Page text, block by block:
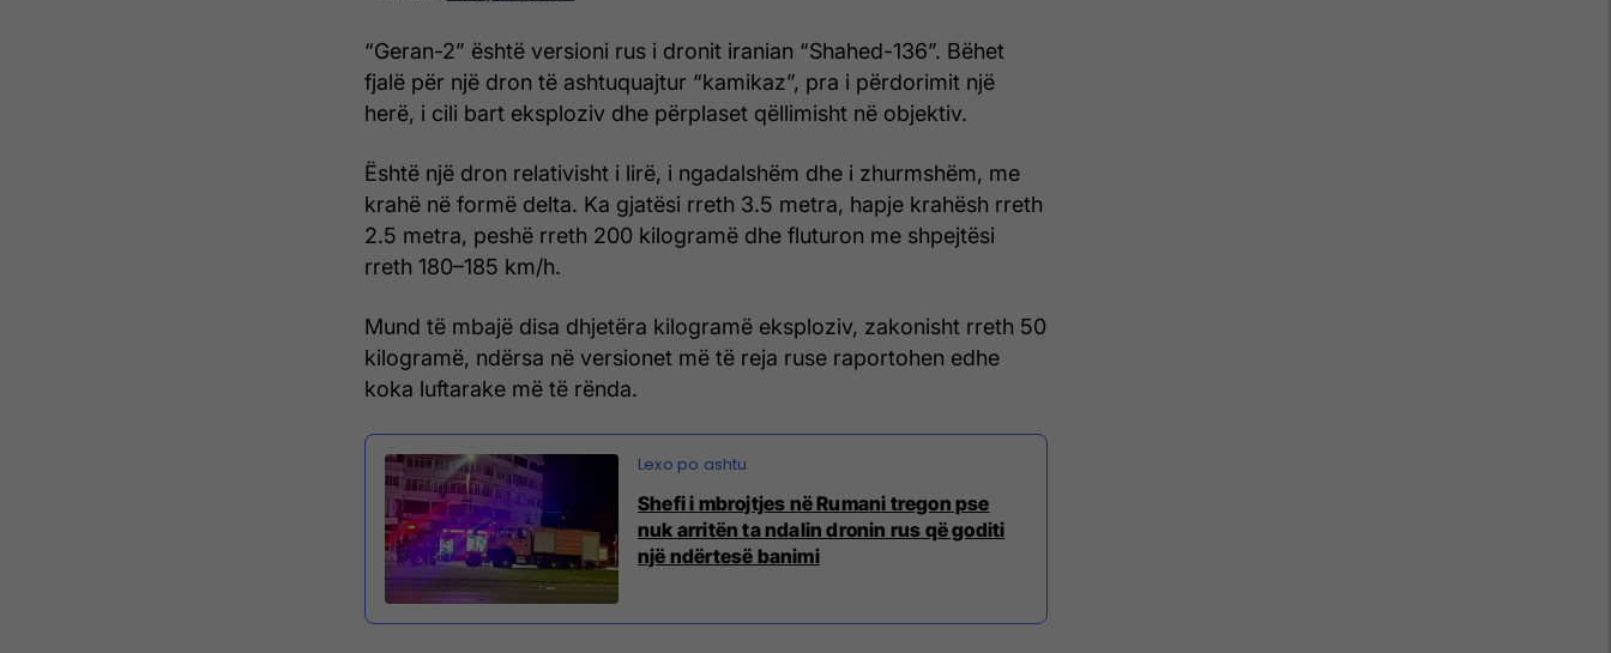
“Geran-2” është versioni rus i dronit iranian “Shahed-136”. Bëhet
fjalë për një dron të ashtuquajtur “kamikaz”, pra i përdorimit një
herë, i cili bart eksploziv dhe përplaset qëllimisht në objektiv.
Është një dron relativisht i lirë, i ngadalshëm dhe i zhurmshëm, me
krahë në formë delta. Ka gjatësi rreth 3.5 metra, hapje krahësh rreth
2.5 metra, peshë rreth 200 kilogramë dhe fluturon me shpejtësi
rreth 180–185 km/h.
Mund të mbajë disa dhjetëra kilogramë eksploziv, zakonisht rreth 50
kilogramë, ndërsa në versionet më të reja ruse raportohen edhe
koka luftarake më të rënda.
Shefi i mbrojtjes në Rumani tregon pse
nuk arritën ta ndalin dronin rus që goditi
një ndërtesë banimi